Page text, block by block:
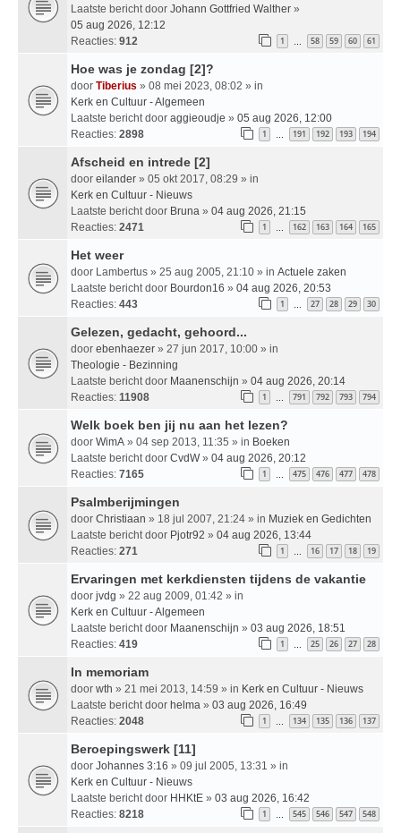
Laatste bericht door Johann Gottfried Walther »
05 aug 2026, 12:12
Reacties: 912 1 … 58 59 60 61
Hoe was je zondag [2]?
door Tiberius » 08 mei 2023, 08:02 » in
Kerk en Cultuur - Algemeen
Laatste bericht door aggieoudje » 05 aug 2026, 12:00
Reacties: 2898 1 … 191 192 193 194
Afscheid en intrede [2]
door eilander » 05 okt 2017, 08:29 » in
Kerk en Cultuur - Nieuws
Laatste bericht door Bruna » 04 aug 2026, 21:15
Reacties: 2471 1 … 162 163 164 165
Het weer
door Lambertus » 25 aug 2005, 21:10 » in Actuele zaken
Laatste bericht door Bourdon16 » 04 aug 2026, 20:53
Reacties: 443 1 … 27 28 29 30
Gelezen, gedacht, gehoord...
door ebenhaezer » 27 jun 2017, 10:00 » in
Theologie - Bezinning
Laatste bericht door Maanenschijn » 04 aug 2026, 20:14
Reacties: 11908 1 … 791 792 793 794
Welk boek ben jij nu aan het lezen?
door WimA » 04 sep 2013, 11:35 » in Boeken
Laatste bericht door CvdW» 04 aug 2026, 20:12
Reacties: 7165 1 … 475 476 477 478
Psalmberijmingen
door Christiaan » 18 jul 2007, 21:24 » in Muziek en Gedichten
Laatste bericht door Pjotr92 » 04 aug 2026, 13:44
Reacties: 271 1 … 16 17 18 19
Ervaringen met kerkdiensten tijdens de vakantie
door jvdg » 22 aug 2009, 01:42 » in
Kerk en Cultuur - Algemeen
Laatste bericht door Maanenschijn » 03 aug 2026, 18:51
Reacties: 419 1 … 25 26 27 28
In memoriam
door wth » 21 mei 2013, 14:59 » in Kerk en Cultuur - Nieuws
Laatste bericht door helma » 03 aug 2026, 16:49
Reacties: 2048 1 … 134 135 136 137
Beroepingswerk [11]
door Johannes 3:16 » 09 jul 2005, 13:31 » in
Kerk en Cultuur - Nieuws
Laatste bericht door HHKtE » 03 aug 2026, 16:42
Reacties: 8218 1 … 545 546 547 548